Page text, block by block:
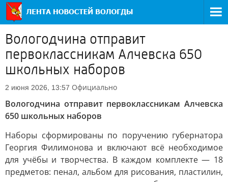
Вологодчина отправит
первоклассникам Алчевска 650
школьных наборов
2 июня 2026, 13:57 Официально
Вологодчина отправит первоклассникам Алчевска
650 школьных наборов
Наборы сформированы по поручению губернатора
Георгия Филимонова и включают всё необходимое
для учёбы и творчества. В каждом комплекте — 18
предметов: пенал, альбом для рисования, пластилин,